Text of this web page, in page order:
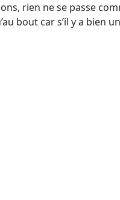
rien ne se passe
bout car s’il y a bien